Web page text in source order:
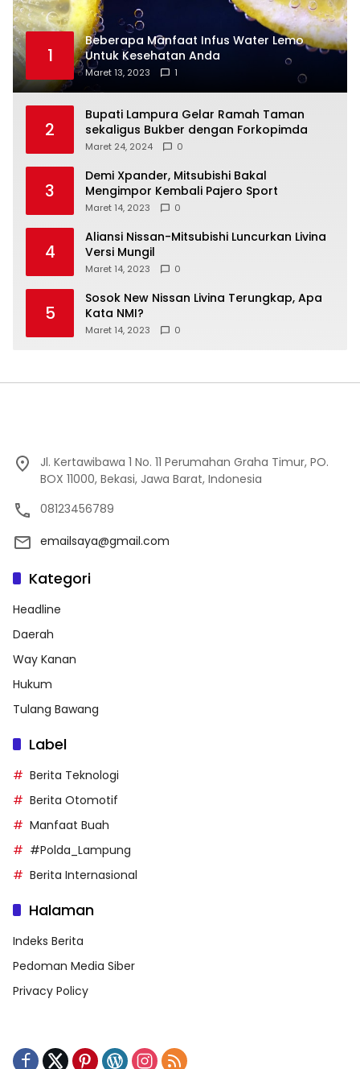
1
Beberapa Manfaat Infus Water Lemo
Untuk Kesehatan Anda
Maret 13, 2023 1
2
Bupati Lampura Gelar Ramah Taman
sekaligus Bukber dengan Forkopimda
Maret 24, 2024 0
3
Demi Xpander, Mitsubishi Bakal
Mengimpor Kembali Pajero Sport
Maret 14, 2023 0
4
Aliansi Nissan-Mitsubishi Luncurkan Livina
Versi Mungil
Maret 14, 2023 0
5
Sosok New Nissan Livina Terungkap, Apa
Kata NMI?
Maret 14, 2023 0
Jl. Kertawibawa 1 No. 11 Perumahan Graha Timur, PO.
BOX 11000, Bekasi, Jawa Barat, Indonesia
08123456789
emailsaya@gmail.com
Kategori
Headline
Daerah
Way Kanan
Hukum
Tulang Bawang
Label
Berita Teknologi
Berita Otomotif
Manfaat Buah
#Polda_Lampung
Berita Internasional
Halaman
Indeks Berita
Pedoman Media Siber
Privacy Policy